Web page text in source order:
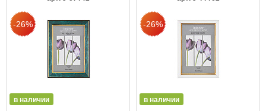
в наличии в наличии